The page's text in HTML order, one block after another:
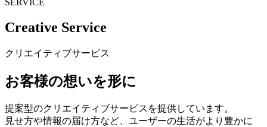
SERVICE
Creative Service
クリエイティブサービス
お客様の想いを形に
提案型のクリエイティブサービスを提供しています。
見せ方や情報の届け方など、ユーザーの生活がより豊かに